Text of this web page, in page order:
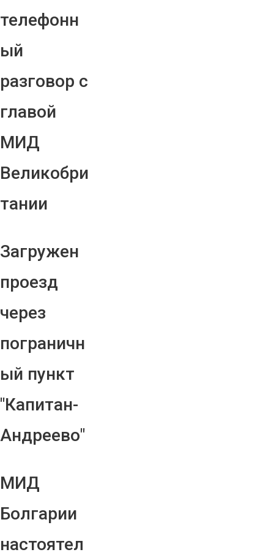
телефонн
ый
разговор с
главой
МИД
Великобри
тании
Загружен
проезд
через
пограничн
ый пункт
"Капитан-
Андреево"
МИД
Болгарии
настоятел